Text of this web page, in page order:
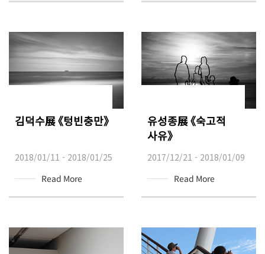
김덕수展 《텅빈충만》
2018/01/11 - 2018/01/25
Read More
유성종展 《숙고적
사유》
2017/12/21 - 2018/01/09
Read More